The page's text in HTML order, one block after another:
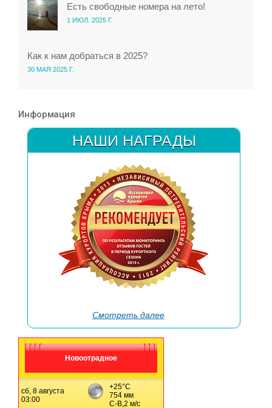
Есть свободные номера на лето!
1 ИЮЛ. 2025 Г.
Как к нам добраться в 2025?
30 МАЯ 2025 Г.
Информация
НАШИ НАГРАДЫ
Смотреть далее→
Новоотрадное